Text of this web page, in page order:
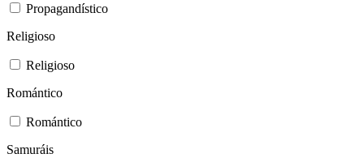
Propagandístico
Religioso
Religioso
Romántico
Romántico
Samuráis